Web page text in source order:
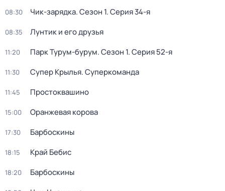
08:30 Чик-зарядка. Сезон 1. Серия 34-я
08:35 Лунтик и его друзья
11:20 Парк Турум-бурум. Сезон 1. Серия 52-я
11:30 Супер Крылья. Суперкоманда
11:45 Простоквашино
15:00 Оранжевая корова
17:30 Барбоскины
18:15 Край Бебис
18:20 Барбоскины